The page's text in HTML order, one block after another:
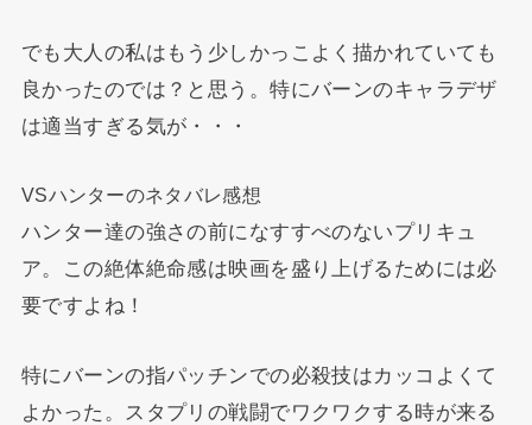
でも大人の私はもう少しかっこよく描かれていても
良かったのでは？と思う。特にバーンのキャラデザ
は適当すぎる気が・・・
VSハンターのネタバレ感想
ハンター達の強さの前になすすべのないプリキュ
ア。この絶体絶命感は映画を盛り上げるためには必
要ですよね！
特にバーンの指パッチンでの必殺技はカッコよくて
よかった。スタプリの戦闘でワクワクする時が来る